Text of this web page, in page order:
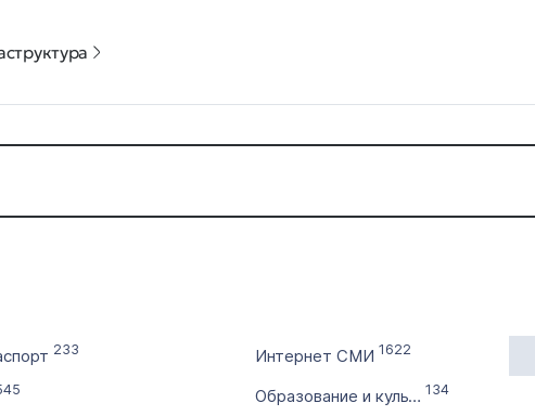
Выставлен на продажу
Без цены
233 Интернет СМИ 1622
Образование и культура 134